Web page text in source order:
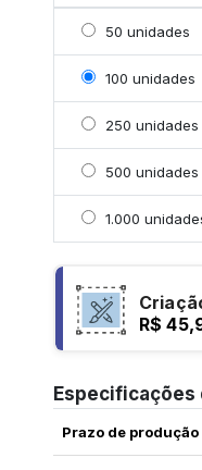
Selecionar 50
50 unidades
Selecionar 100
100 unidades
Selecionar 250
250 unidades
Selecionar
500 unidades
Selecionar
1.000
R$
Especificações
Prazo de produção